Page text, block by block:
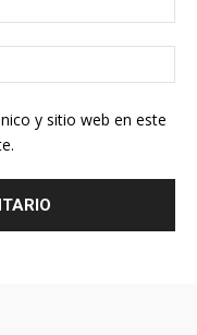
y sitio web en este